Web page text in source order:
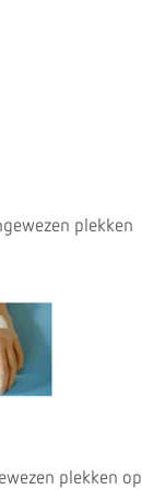
plekken
plekken